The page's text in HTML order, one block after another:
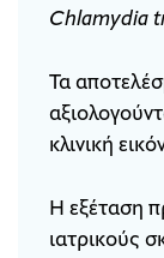
Chlamydia
Τα
κλινική
Η εξέταση
ιατρικούς